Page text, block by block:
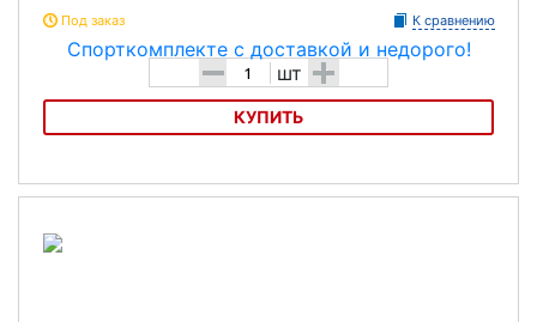
Под заказ К сравнению
- шт +
КУПИТЬ
Рога на руль PROMAX BE-305S